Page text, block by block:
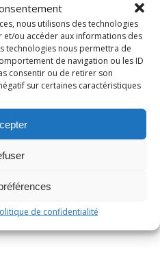
nous utilisons des technologies
ou accéder aux informations des
technologies nous permettra de
de navigation ou les ID
consentir ou de retirer son
sur certaines caractéristiques
de confidentialité
ravie qu’elle t’ait plu! ☺